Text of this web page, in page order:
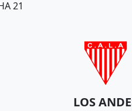
21
LOS